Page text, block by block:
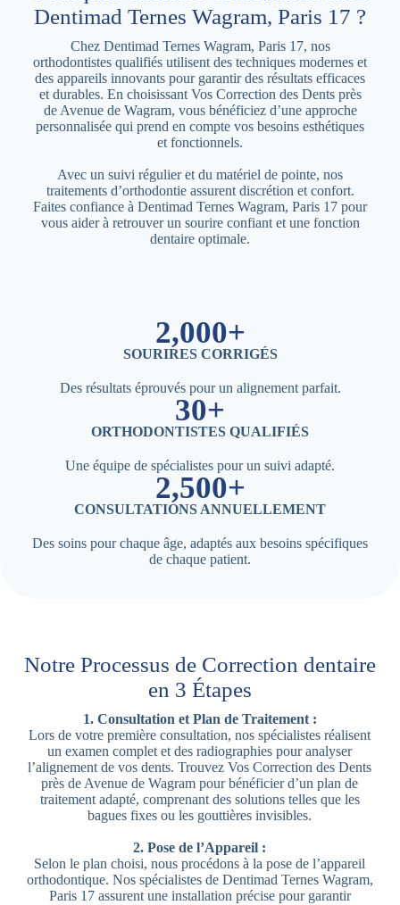
Dentimad Ternes Wagram, Paris 17 ?
Chez Dentimad Ternes Wagram, Paris 17, nos
orthodontistes qualifiés utilisent des techniques modernes et
des appareils innovants pour garantir des résultats efficaces
et durables. En choisissant Vos Correction des Dents près
de Avenue de Wagram, vous bénéficiez d’une approche
personnalisée qui prend en compte vos besoins esthétiques
et fonctionnels.
Avec un suivi régulier et du matériel de pointe, nos
traitements d’orthodontie assurent discrétion et confort.
Faites confiance à Dentimad Ternes Wagram, Paris 17 pour
vous aider à retrouver un sourire confiant et une fonction
dentaire optimale.
2,000+
SOURIRES CORRIGÉS
Des résultats éprouvés pour un alignement parfait.
30+
ORTHODONTISTES QUALIFIÉS
Une équipe de spécialistes pour un suivi adapté.
2,500+
CONSULTATIONS ANNUELLEMENT
Des soins pour chaque âge, adaptés aux besoins spécifiques
de chaque patient.
Notre Processus de Correction dentaire
en 3 Étapes
1. Consultation et Plan de Traitement :
Lors de votre première consultation, nos spécialistes réalisent
un examen complet et des radiographies pour analyser
l’alignement de vos dents. Trouvez Vos Correction des Dents
près de Avenue de Wagram pour bénéficier d’un plan de
traitement adapté, comprenant des solutions telles que les
bagues fixes ou les gouttières invisibles.
2. Pose de l’Appareil :
Selon le plan choisi, nous procédons à la pose de l’appareil
orthodontique. Nos spécialistes de Dentimad Ternes Wagram,
Paris 17 assurent une installation précise pour garantir